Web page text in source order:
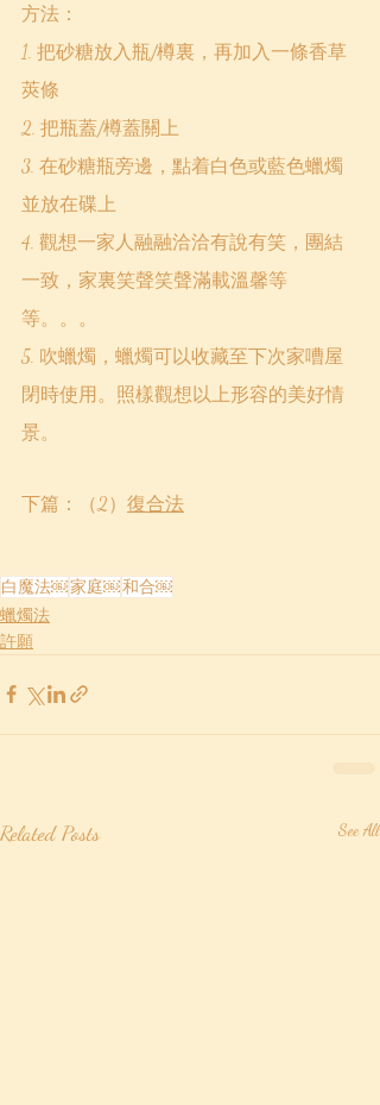
方法：
1. 把砂糖放入瓶/樽裏，再加入一條香草
莢條
2. 把瓶蓋/樽蓋關上
3. 在砂糖瓶旁邊，點着白色或藍色蠟燭
並放在碟上
4. 觀想一家人融融洽洽有說有笑，團結
一致，家裏笑聲笑聲滿載溫馨等
等。。。
5. 吹蠟燭，蠟燭可以收藏至下次家嘈屋
閉時使用。照樣觀想以上形容的美好情
景。
下篇：（2） 復合法
白魔法￼家庭￼和合￼
蠟燭法
許願
Related Posts See All